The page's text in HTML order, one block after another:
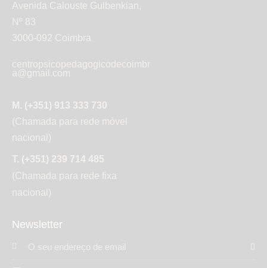
Avenida Calouste Gulbenkian,
Nº 83
3000-092 Coimbra
centropsicopedagogicodecoimbr
a@gmail.com
M. (+351) 913 333 730
(Chamada para rede móvel
nacional)
T. (+351) 239 714 485
(Chamada para rede fixa
nacional)
Newsletter
Subs